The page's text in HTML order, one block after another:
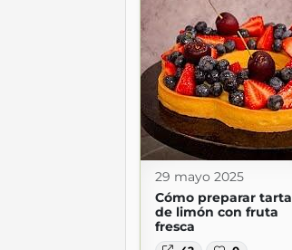
29 mayo 2025
Cómo preparar tarta
de limón con fruta
fresca